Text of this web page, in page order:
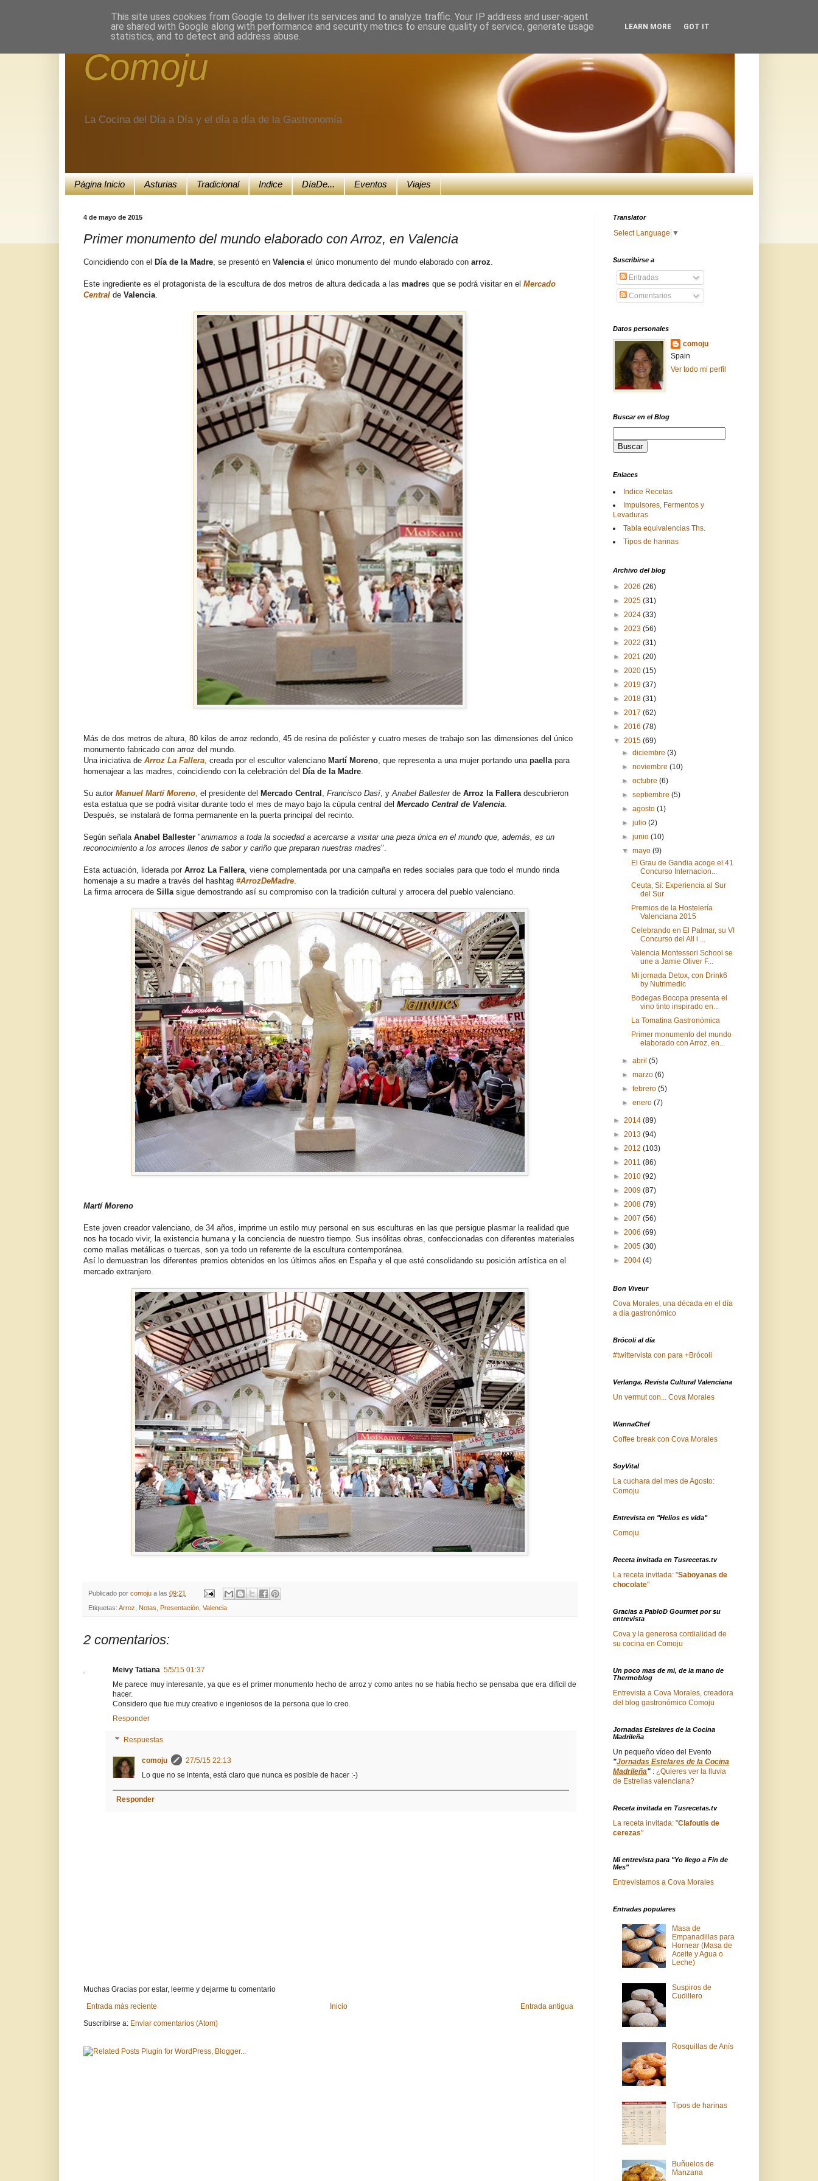
Comoju
La Cocina del Día a Día y el día a día de la Gastronomía
Página Inicio Asturias Tradicional Indice DíaDe... Eventos Viajes
4 de mayo de 2015
Primer monumento del mundo elaborado con Arroz, en Valencia
Coincidiendo con el Día de la Madre , se presentó en Valencia el único monumento del mundo elaborado con arroz
Este ingrediente es el protagonista de la escultura de dos metros de altura dedicada a las madres que se podrá visitar en el Mercado
Central de Valencia
Más de dos metros de altura, 80 kilos de arroz redondo, 45 de resina de poliéster y cuatro meses de trabajo son las dimensiones del único
monumento fabricado con arroz del mundo.
Una iniciativa de Arroz La Fallera , creada por el escultor valenciano Martí Moreno , que representa a una mujer portando una paella para
homenajear a las madres, coincidiendo con la celebración del Día de la Madre
Su autor Manuel Martí Moreno , el presidente del Mercado Central Francisco Dasí, y Anabel Ballesterde Arroz la Fallera descubrieron
esta estatua que se podrá visitar durante todo el mes de mayo bajo la cúpula central del Mercado Central de Valencia
Después, se instalará de forma permanente en la puerta principal del recinto.
Según señala Anabel Ballester "animamos a toda la sociedad a acercarse a visitar una pieza única en el mundo que, además, es un
reconocimiento a los arroces llenos de sabor y cariño que preparan nuestras madres".
Esta actuación, liderada por Arroz La Fallera , viene complementada por una campaña en redes sociales para que todo el mundo rinda
homenaje a su madre a través del hashtag #ArrozDeMadre
La firma arrocera de Silla sigue demostrando así su compromiso con la tradición cultural y arrocera del pueblo valenciano.
Martí Moreno
Este joven creador valenciano, de 34 años, imprime un estilo muy personal en sus esculturas en las que persigue plasmar la realidad que
nos ha tocado vivir, la existencia humana y la conciencia de nuestro tiempo. Sus insólitas obras, confeccionadas con diferentes materiales
como mallas metálicas o tuercas, son ya todo un referente de la escultura contemporánea.
Así lo demuestran los diferentes premios obtenidos en los últimos años en España y el que esté consolidando su posición artística en el
mercado extranjero.
Publicado por comoju a las 09:21
Etiquetas: Arroz Notas Presentación Valencia
2 comentarios:
Meivy Tatiana 5/5/15 01:37
Me parece muy interesante, ya que es el primer monumento hecho de arroz y como antes no se había hecho se pensaba que era difícil de
hacer.
Considero que fue muy creativo e ingeniosos de la persona que lo creo.
Responder
Respuestas
comoju
27/5/15 22:13
Lo que no se intenta, está claro que nunca es posible de hacer :-)
Responder
Muchas Gracias por estar, leerme y dejarme tu comentario
Entrada más reciente
Entrada antigua
Inicio
Suscribirse a: Enviar comentarios (Atom)
Translator
Select Language ▼
Suscribirse a
Entradas
Comentarios
Datos personales
comoju
Spain
Ver todo mi perfil
Buscar en el Blog
Enlaces
Indice Recetas
Impulsores, Fermentos y
Levaduras
Tabla equivalencias Ths.
Tipos de harinas
Archivo del blog
► 2026 (26)
► 2025 (31)
► 2024 (33)
► 2023 (56)
► 2022 (31)
► 2021 (20)
► 2020 (15)
► 2019 (37)
► 2018 (31)
► 2017 (62)
► 2016 (78)
▼ 2015 (69)
►diciembre(3)
►noviembre(10)
►octubre(6)
►septiembre(5)
►agosto(1)
►julio(2)
►junio(10)
▼mayo(9)
El Grau de Gandia acoge el 41
Concurso Internacion...
Ceuta, Sí: Experiencia al Sur
del Sur
Premios de la Hostelería
Valenciana 2015
Celebrando en El Palmar, su VI
Concurso del All i ...
Valencia Montessori School se
une a Jamie Oliver F...
Mi jornada Detox, con Drink6
by Nutrimedic
Bodegas Bocopa presenta el
vino tinto inspirado en...
La Tomatina Gastronómica
Primer monumento del mundo
elaborado con Arroz, en...
►abril(5)
►marzo(6)
►febrero(5)
►enero(7)
► 2014 (89)
► 2013 (94)
► 2012 (103)
► 2011 (86)
► 2010 (92)
► 2009 (87)
► 2008 (79)
► 2007 (56)
► 2006 (69)
► 2005 (30)
► 2004 (4)
Bon Viveur
Cova Morales, una década en el día
a día gastronómico
Brócoli al día
#twittervista con para +Brócoli
Verlanga. Revista Cultural Valenciana
Un vermut con... Cova Morales
WannaChef
Coffee break con Cova Morales
SoyVital
La cuchara del mes de Agosto:
Comoju
Entrevista en "Helios es vida"
Comoju
Receta invitada en Tusrecetas.tv
La receta invitada: "Saboyanas de
chocolate"
Gracias a PabloD Gourmet por su
entrevista
Cova y la generosa cordialidad de
su cocina en Comoju
Un poco mas de mi, de la mano de
Thermoblog
Entrevista a Cova Morales, creadora
del blog gastronómico Comoju
Jornadas Estelares de la Cocina
Madrileña
Un pequeño vídeo del Evento
"Jornadas Estelares de la Cocina
Madrileña" : ¿Quieres ver la lluvia
de Estrellas valenciana?
Receta invitada en Tusrecetas.tv
La receta invitada: "Clafoutis de
cerezas"
Mi entrevista para "Yo llego a Fin de
Mes"
Entrevistamos a Cova Morales
Entradas populares
Masa de
Empanadillas para
Hornear (Masa de
Aceite y Agua o
Leche)
Suspiros de
Cudillero
Rosquillas de Anís
Tipos de harinas
Buñuelos de
Manzana
This site uses cookies from Google to deliver its services and to analyze traffic. Your IP address and user-agent
are shared with Google along with performance and security metrics to ensure quality of service, generate usage
statistics, and to detect and address abuse.
LEARN MORE GOT IT